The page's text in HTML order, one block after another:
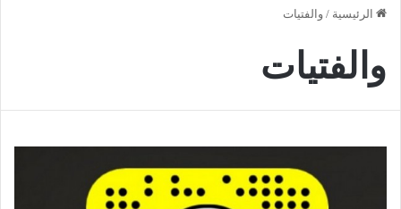
الرئيسية / والفتيات
والفتيات